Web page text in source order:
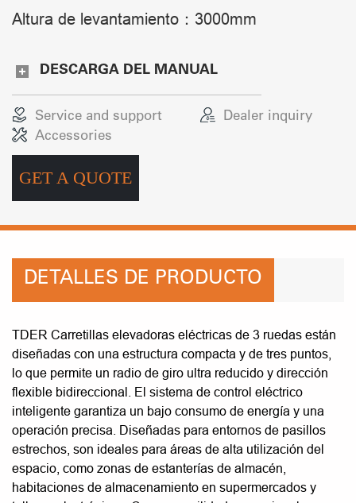
Altura de levantamiento：3000mm
DESCARGA DEL MANUAL
Service and support
Dealer inquiry
Accessories
GET A QUOTE
DETALLES DE PRODUCTO
TDER Carretillas elevadoras eléctricas de 3 ruedas están
diseñadas con una estructura compacta y de tres puntos,
lo que permite un radio de giro ultra reducido y dirección
flexible bidireccional. El sistema de control eléctrico
inteligente garantiza un bajo consumo de energía y una
operación precisa. Diseñadas para entornos de pasillos
estrechos, son ideales para áreas de alta utilización del
espacio, como zonas de estanterías de almacén,
habitaciones de almacenamiento en supermercados y